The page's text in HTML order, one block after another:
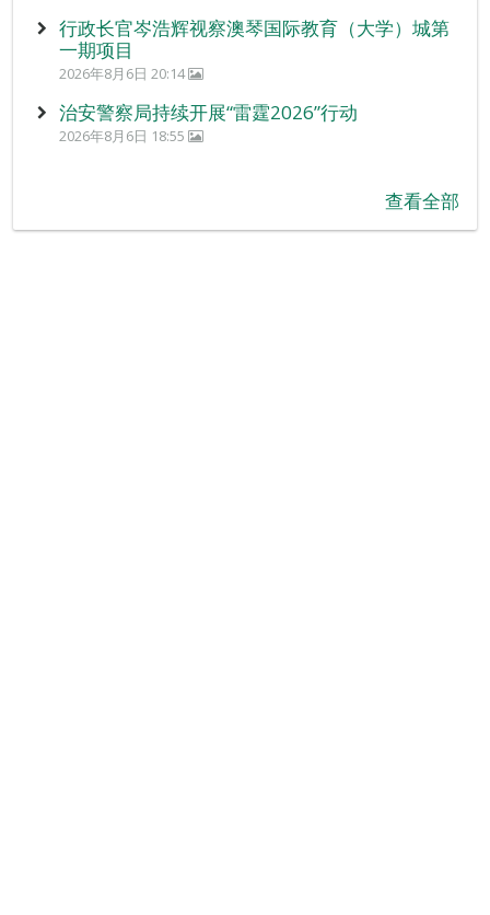
行政长官岑浩辉视察澳琴国际教育（大学）城第
一期项目
2026年8月6日 20:14
治安警察局持续开展“雷霆2026”行动
2026年8月6日 18:55
查看全部